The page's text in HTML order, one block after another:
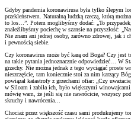
Gdyby pandemia koronawirusa była tylko ślepym
przekleństwem. Naturalną ludzką rzeczą, którą
to los…”. Potem moglibyśmy dodać: „To
znaleźlibyśmy pociechę w szansie na przyszłość:
Nie znam ani jednej osoby, zarówno zdrowej, jak i
i pewnością siebie.
Czy koronawirus może być karą od Boga? Czy jest
na takie pytania jednoznacznie odpowiedzieć… W
grzechy. Nie można jednak z tego wyciągać proste
nieszczęście, tam koniecznie stoi za nim karzący
powiązał katastrofy z grzechami ofiar: „Czy
w Siloam i zabiła ich, było większymi
mówię wam, że jeśli się nie nawrócicie, wszyscy
skruchy i nawrócenia…
Chociaż przez większość czasu sami produkujemy